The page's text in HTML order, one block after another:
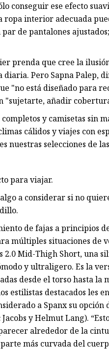
conseguir ese efecto
ropa interior adecuada
de pantalones
prenda que cree la
Pero Sapna Palep,
"no está diseñado para
"sujetarte, añadir
completos y camisetas sin
cálidos y viajes con
nuestras selecciones de
para viajar.
a considerar si no
de fajas a principios
múltiples situaciones
Mid-Thigh Short, una
y ultraligero. Es la
desde el torso hasta
estilistas destacados les
a Spanx su
y Helmut Lang).
alrededor de la
más curvada del